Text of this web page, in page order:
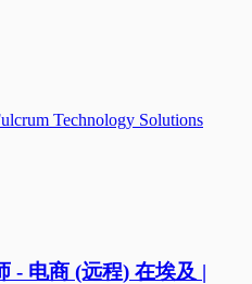
Technology Solutions
- 电商 (远程) 在埃及 |